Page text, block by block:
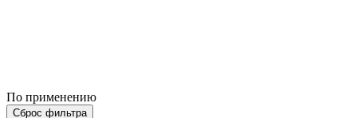
По применению
Сброс фильтра